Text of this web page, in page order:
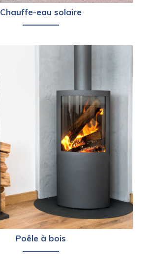
Chauffe-eau solaire
Poêle à bois